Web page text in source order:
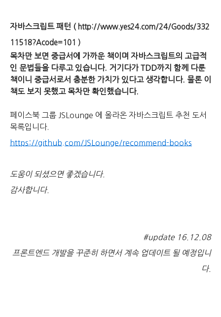
자바스크립트 패턴 ( http://www.yes24.com/24/Goods/332
11518?Acode=101 )
목차만 보면 중급서에 가까운 책이며 자바스크립트의 고급적
인 문법들을 다루고 있습니다. 거기다가 TDD까지 함께 다룬
책이니 중급서로서 충분한 가치가 있다고 생각합니다. 물론 이
책도 보지 못했고 목차만 확인했습니다.
페이스북 그룹 JSLounge 에 올라온 자바스크립트 추천 도서
목록입니다.
https://github.com/JSLounge/recommend-books
도움이 되셨으면 좋겠습니다.
감사합니다.
#update 16.12.08
프론트엔드 개발을 꾸준히 하면서 계속 업데이트 될 예정입니
다.